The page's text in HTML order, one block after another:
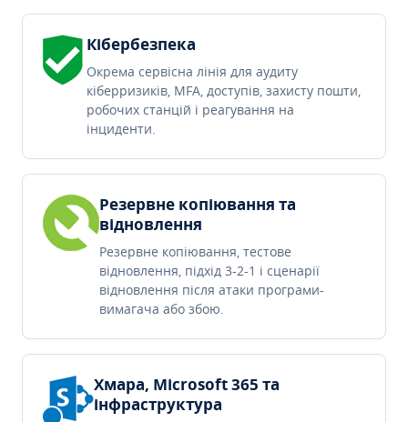
Кібербезпека
Окрема сервісна лінія для аудиту
кіберризиків, MFA, доступів, захисту пошти,
робочих станцій і реагування на
інциденти.
Резервне копіювання та
відновлення
Резервне копіювання, тестове
відновлення, підхід 3-2-1 і сценарії
відновлення після атаки програми-
вимагача або збою.
Хмара, Microsoft 365 та
інфраструктура